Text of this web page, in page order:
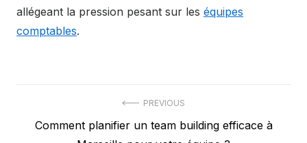
allégeant la pression pesant sur les équipes
comptables.
navigation
PREVIOUS
Previous
Comment planifier un team building efficace à